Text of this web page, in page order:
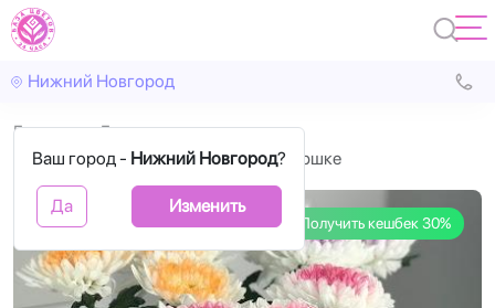
Нижний Новгород
Ваш город - Нижний Новгород?
Да Изменить
Главная
Горшечные
Хризантема 3 гол микс 13/35 в горшке
Получить кешбек 30%